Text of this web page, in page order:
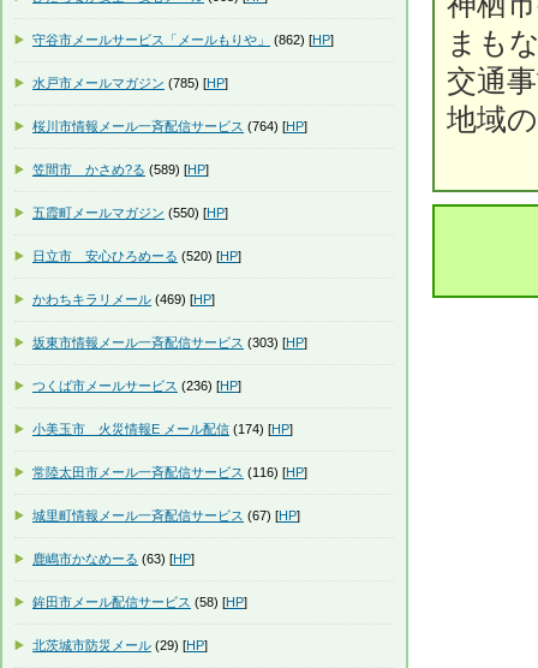
まも
交通
地域
守谷市メールサービス「メールもりや」 (862) [HP]
水戸市メールマガジン (785) [HP]
桜川市情報メール一斉配信サービス (764) [HP]
笠間市 かさめ?る (589) [HP]
五霞町メールマガジン (550) [HP]
日立市 安心ひろめーる (520) [HP]
かわちキラリメール (469) [HP]
坂東市情報メール一斉配信サービス (303) [HP]
つくば市メールサービス (236) [HP]
小美玉市 火災情報E メール配信 (174) [HP]
常陸太田市メール一斉配信サービス (116) [HP]
城里町情報メール一斉配信サービス (67) [HP]
鹿嶋市かなめーる (63) [HP]
鉾田市メール配信サービス (58) [HP]
北茨城市防災メール (29) [HP]